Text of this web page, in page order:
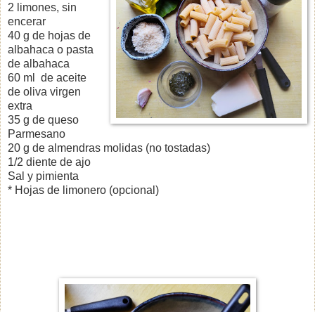
2 limones, sin
encerar
40 g de hojas de
albahaca o pasta
de albahaca
60 ml de aceite
de oliva virgen
extra
35 g de queso
Parmesano
20 g de almendras molidas (no tostadas)
1/2 diente de ajo
Sal y pimienta
* Hojas de limonero (opcional)